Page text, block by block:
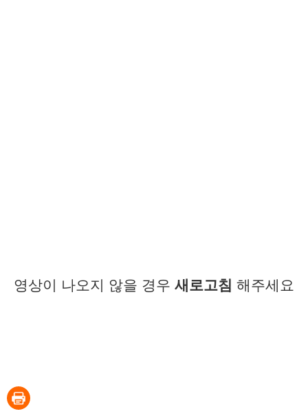
영상이 나오지 않을 경우 새로고침 해주세요